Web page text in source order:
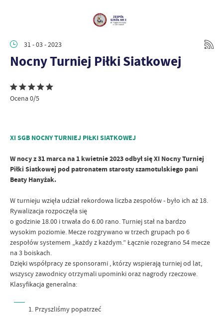
31 - 03 - 2023
Nocny Turniej Piłki Siatkowej
Ocena 0/5
XI SGB NOCNY TURNIEJ PIŁKI SIATKOWEJ
W nocy z 31 marca na 1 kwietnie 2023 odbył się XI Nocny Turniej
Piłki Siatkowej pod patronatem starosty szamotulskiego pani
Beaty Hanyżak.
W turnieju wzięła udział rekordowa liczba zespołów - było ich aż 18.
Rywalizacja rozpoczęła się
o godzinie 18.00 i trwała do 6.00 rano. Turniej stał na bardzo
wysokim poziomie. Mecze rozgrywano w trzech grupach po 6
zespołów systemem „każdy z każdym.” Łącznie rozegrano 54 mecze
na 3 boiskach.
Dzięki współpracy ze sponsorami , którzy wspierają turniej od lat,
wszyscy zawodnicy otrzymali upominki oraz nagrody rzeczowe.
Klasyfikacja generalna:
1. Przyszliśmy popatrzeć